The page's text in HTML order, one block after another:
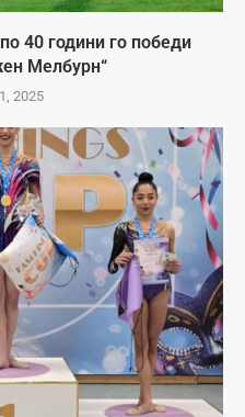
40 години го победи
Мелбурн“
2025